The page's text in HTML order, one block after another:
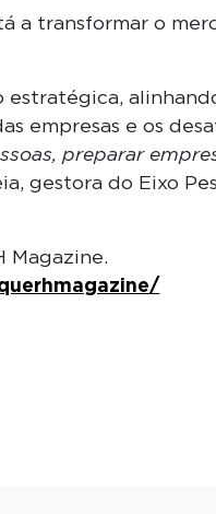
a transformar o
estratégica,
empresas e os
preparar
gestora do Eixo
Magazine.